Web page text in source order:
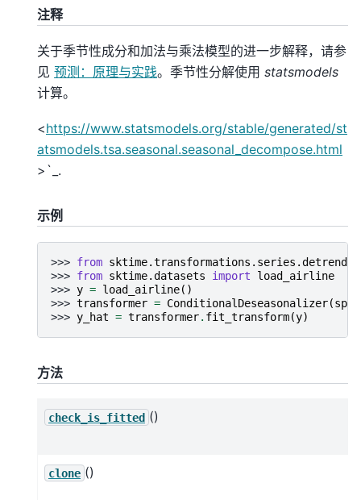
注释
关于季节性成分和加法与乘法模型的进一步解释，请参
见 预测：原理与实践。季节性分解使用 statsmodels
计算。
<https://www.statsmodels.org/stable/generated/st
atsmodels.tsa.seasonal.seasonal_decompose.html
>`_.
示例
>>> from sktime.transformations.series.detrend
>>> from sktime.datasets import
load_airline
>>> y = load_airline()
>>> transformer = ConditionalDeseasonalizer(sp
>>> y_hat = transformer. fit_transform(y)
方法
check_is_fitted ()
clone ()